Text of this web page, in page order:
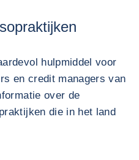
hulpmiddel voor
en credit managers van
over de
die in het land